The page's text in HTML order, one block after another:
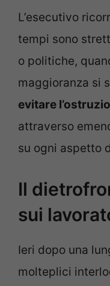
L’esecutivo
tempi sono
o politiche,
maggioranza si
evitare
attraverso
su ogni aspetto
Il
sui
Ieri dopo una
molteplici